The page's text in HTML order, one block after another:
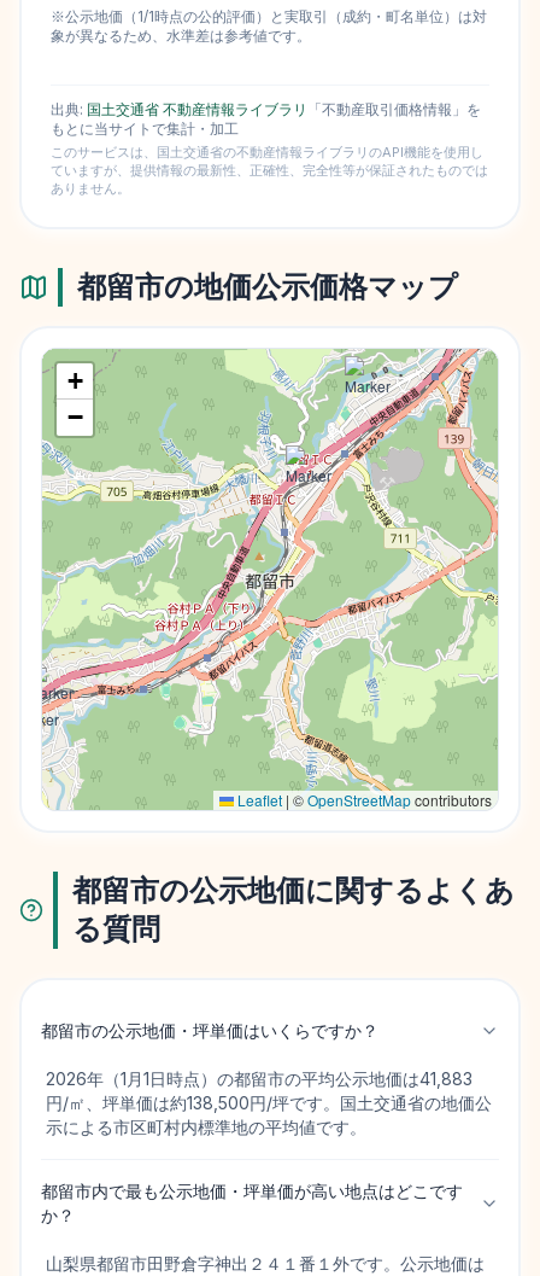
※公示地価（1/1時点の公的評価）と実取引（成約・町名単位）は対
象が異なるため、水準差は参考値です。
出典: 国土交通省 不動産情報ライブラリ
「不動産取引価格情報」を
もとに当サイトで集計・加工
このサービスは、国土交通省の不動産情報ライブラリのAPI機能を使用し
ていますが、提供情報の最新性、正確性、完全性等が保証されたものでは
ありません。
都留市の地価公示価格マップ
+
−
Leaflet | ©OpenStreetMapcontributors
都留市の公示地価に関するよくあ
る質問
都留市の公示地価・坪単価はいくらですか？
2026年（1月1日時点）の都留市の平均公示地価は41,883
円/㎡、坪単価は約138,500円/坪です。国土交通省の地価公
示による市区町村内標準地の平均値です。
都留市内で最も公示地価・坪単価が高い地点はどこです
か？
山梨県都留市田野倉字神出２４１番１外です。公示地価は